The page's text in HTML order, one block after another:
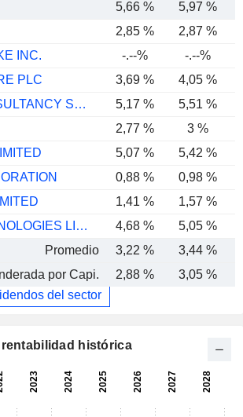
5,66 %
5,97 %
2,85 % 2,87 %
INC.
-.--% -.--%
PLC
3,69 % 4,05 %
TATA CONSULTANCY SERVICES LTD.
5,17 % 5,51 %
2,77 % 3 %
5,07 % 5,42 %
0,88 % 0,98 %
1,41 % 1,57 %
HCL TECHNOLOGIES LIMITED
4,68 % 5,05 %
Promedio
3,22 %
3,44 %
por Capi.
2,88 %
3,05 %
del sector
histórica